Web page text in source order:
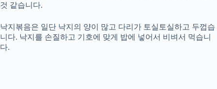
것 같습니다.
낙지볶음은 일단 낙지의 양이 많고 다리가 토실토실하고 두껍습
니다. 낙지를 손질하고 기호에 맞게 밥에 넣어서 비벼서 먹습니
다.